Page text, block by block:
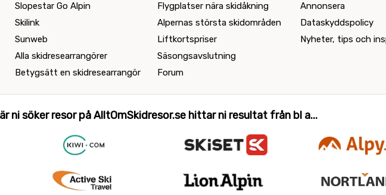
Slopestar Go Alpin
Skilink
Sunweb
Alla skidresearrangörer
Betygsätt en skidresearrangör
Flygplatser nära skidåkning
Alpernas största skidområden
Liftkortspriser
Säsongsavslutning
Forum
Annonsera
Dataskyddspolicy
Nyheter, tips och
ni söker resor på AlltOmSkidresor.se hittar ni resultat från bl a...